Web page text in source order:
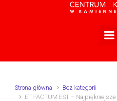
Strona główna
Bez kategorii
ET FACTUM EST – Najpiękniejsze